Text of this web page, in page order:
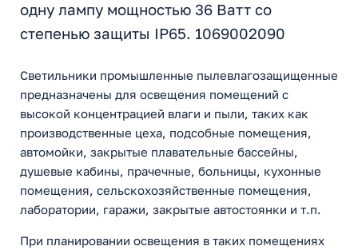
одну лампу мощностью 36 Ватт со
степенью защиты IP65. 1069002090
Светильники промышленные пылевлагозащищенные
предназначены для освещения помещений с
высокой концентрацией влаги и пыли, таких как
производственные цеха, подсобные помещения,
автомойки, закрытые плавательные бассейны,
душевые кабины, прачечные, больницы, кухонные
помещения, сельскохозяйственные помещения,
лаборатории, гаражи, закрытые автостоянки и т.п.
При планировании освещения в таких помещениях